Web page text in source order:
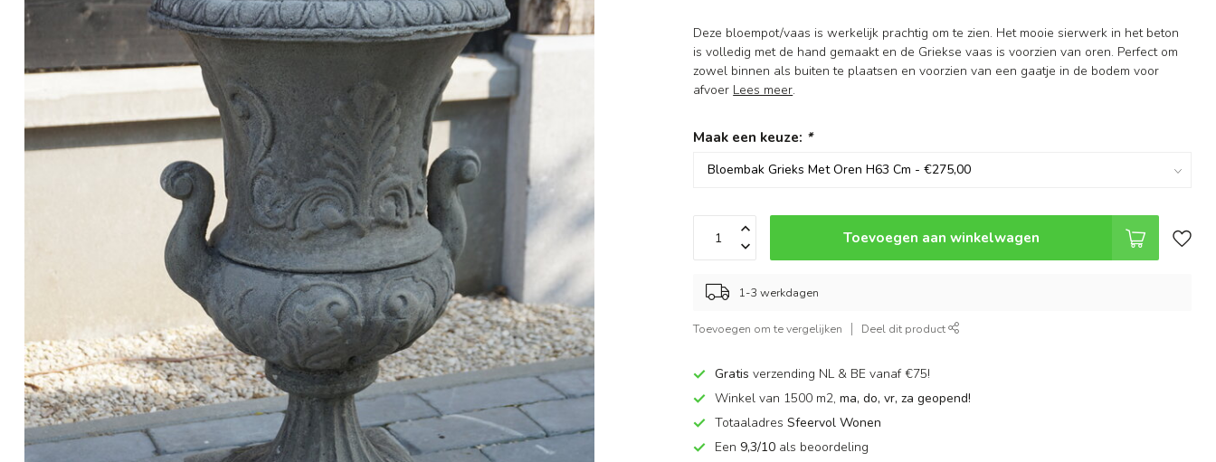
Deze bloempot/vaas is werkelijk prachtig om te zien. Het mooie sierwerk in het beton
is volledig met de hand gemaakt en de Griekse vaas is voorzien van oren. Perfect om
zowel binnen als buiten te plaatsen en voorzien van een gaatje in de bodem voor
afvoer Lees meer.
Maak een keuze: *
Toevoegen aan winkelwagen
1-3 werkdagen
Toevoegen om te vergelijken Deel dit product
Gratisverzending NL & BE vanaf €75!
Winkel van 1500 m2,ma, do, vr, za geopend!
TotaaladresSfeervol Wonen
Een 9,3/10 als beoordeling